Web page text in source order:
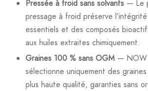
Pressée à froid sans solvants— Le
pressage à froid préserve
essentiels et des composés
aux huiles extraites chimiquement.
Graines 100 % sans OGM— NOW
sélectionne uniquement des
plus haute qualité, garanties sans